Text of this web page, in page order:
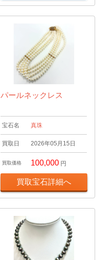
パールネックレス
宝石名 真珠
買取日 2026年05月15日
買取価格 100,000 円
買取宝石詳細へ